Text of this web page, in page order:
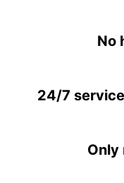
No
24/7
Only